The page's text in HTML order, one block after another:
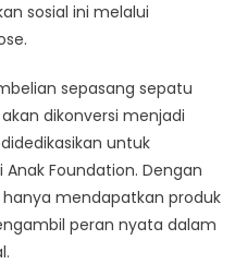
sosial ini melalui
sepasang sepatu
dikonversi menjadi
untuk
Foundation. Dengan
mendapatkan produk
peran nyata dalam